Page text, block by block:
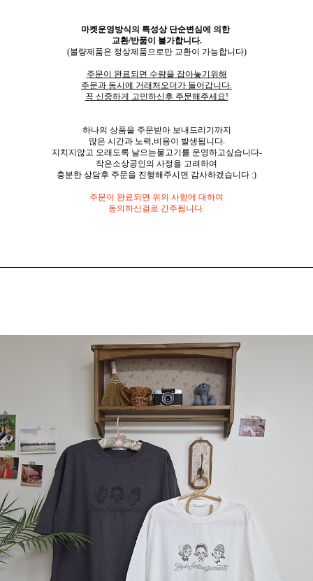
마켓운영방식의 특성상 단순변심에 의한
교환/반품이 불가합니다.
(불량제품은 정상제품으로만 교환이 가능합니다)
주문이 완료되면 수량을 잡아놓기위해
주문과 동시에 거래처오더가 들어갑니다.
꼭 신중하게 고민하신후 주문해주세요!
하나의 상품을 주문받아 보내드리기까지
많은 시간과 노력,비용이 발생됩니다.
지치지않고 오래도록 날으는물고기를 운영하고싶습니다-
작은소상공인의 사정을 고려하여
충분한 상담후 주문을 진행해주시면 감사하겠습니다 :)
주문이 완료되면 위의 사항에 대하여
동의하신걸로 간주됩니다.